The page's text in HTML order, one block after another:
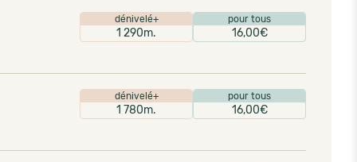
dénivelé+
1 290m.
pour tous
16,00€
dénivelé+
1 780m.
pour tous
16,00€